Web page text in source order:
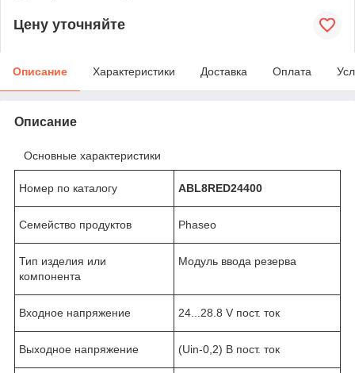
Цену уточняйте
Описание Характеристики Доставка Оплата
Описание
Основные характеристики
Номер по каталогу ABL8RED24400
Семейство продуктов Phaseo
Тип изделия или
компонента
Модуль ввода резерва
Входное напряжение 24...28.8 V пост. ток
Выходное напряжение (Uin-0,2) В пост. ток